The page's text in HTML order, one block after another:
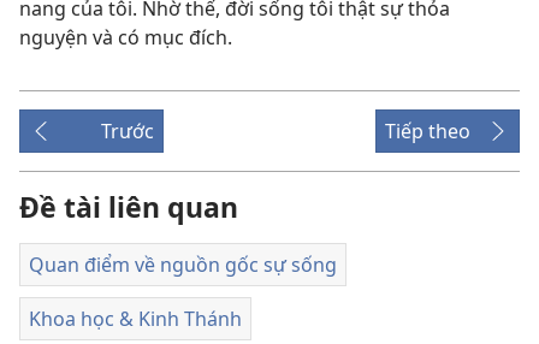
nang của tôi. Nhờ thế, đời sống tôi thật sự thỏa
nguyện và có mục đích.
Trước Tiếp theo
Đề tài liên quan
Quan điểm về nguồn gốc sự sống
Khoa học & Kinh Thánh